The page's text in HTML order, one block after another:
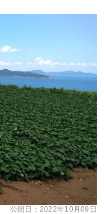
公開日： 2022年10月09日